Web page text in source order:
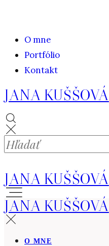
O mne
Portfólio
Kontakt
JANA KUŠŠOVÁ
JANA KUŠŠOVÁ
JANA KUŠŠOVÁ
O MNE